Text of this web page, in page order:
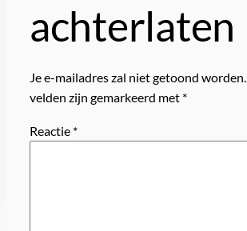
achterlaten
Je e-mailadres zal niet getoond worden.
velden zijn gemarkeerd met *
Reactie *